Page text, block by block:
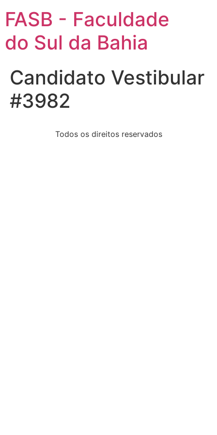
FASB - Faculdade
do Sul da Bahia
Candidato Vestibular
#3982
Todos os direitos reservados